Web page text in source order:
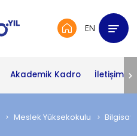
EN
Akademik Kadro İletișim
Meslek Yüksekokulu